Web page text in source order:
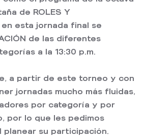
de ROLES Y
en esta jornada final se
de las diferentes
a la 13:30 p.m.
a partir de este torneo y con
jornadas mucho más fluidas,
por categoría y por
por lo que les pedimos
planear su participación.